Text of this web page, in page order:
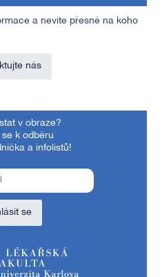
a nevíte přesně na koho
nás
v obraze?
se k odběru
a infolistů!
se